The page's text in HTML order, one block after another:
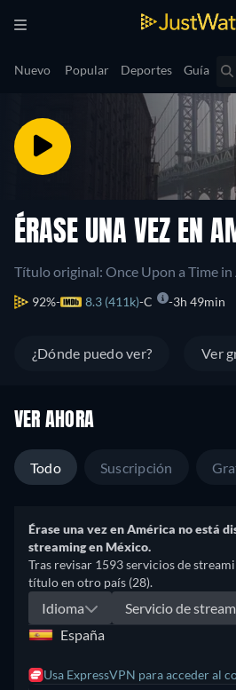
Nuevo Popular Deportes Guía
ÉRASE UNA VEZ EN
Título original: Once Upon a Time in
92% 8.3 (411k) C 3h 49min
¿Dónde puedo ver? Ver
VER AHORA
Todo Suscripción
Érase una vez en América no está
streaming en México.
Tras revisar 1593 servicios de
título en otro país (28).
Idioma
Servicio de
España
Usa ExpressVPN para acceder al